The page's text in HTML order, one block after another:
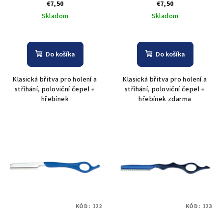
€7,50
Skladom
Do košíka
Klasická břitva pro holení a
stříhání, poloviční čepel +
hřebínek
€7,50
Skladom
Do košíka
Klasická břitva pro holení a
stříhání, poloviční čepel +
hřebínek zdarma
KÓD: 122 KÓD: 123